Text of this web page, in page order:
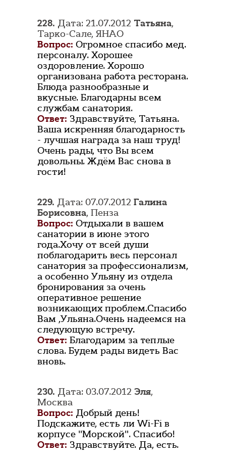
228. Дата: 21.07.2012 Татьяна,
Тарко-Сале, ЯНАО
Вопрос: Огромное спасибо мед.
персоналу. Хорошее
оздоровление. Хорошо
организована работа ресторана.
Блюда разнообразные и
вкусные. Благодарны всем
службам санатория.
Ответ: Здравствуйте, Татьяна.
Ваша искренняя благодарность
- лучшая награда за наш труд!
Очень рады, что Вы всем
довольны. Ждём Вас снова в
гости!
229. Дата: 07.07.2012 Галина
Борисовна, Пенза
Вопрос: Отдыхали в вашем
санатории в июне этого
года.Хочу от всей души
поблагодарить весь персонал
санатория за профессионализм,
а особенно Ульяну из отдела
бронирования за очень
оперативное решение
возникающих проблем.Спасибо
Вам ,Ульяна.Очень надеемся на
следующую встречу.
Ответ: Благодарим за теплые
слова. Будем рады видеть Вас
вновь.
230. Дата: 03.07.2012 Эля,
Москва
Вопрос: Добрый день!
Подскажите, есть ли Wi-Fi в
корпусе "Морской". Спасибо!
Ответ: Здравствуйте. Да, есть.